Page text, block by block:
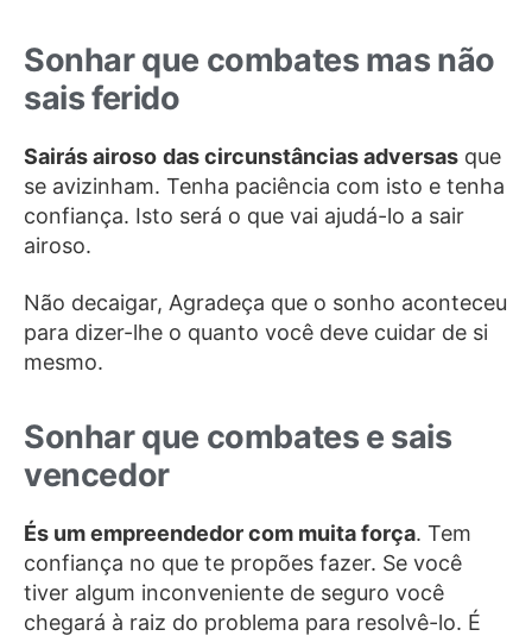
Sonhar que combates mas não
sais ferido
Sairás airoso das circunstâncias adversas que
se avizinham. Tenha paciência com isto e tenha
confiança. Isto será o que vai ajudá-lo a sair
airoso.
Não decaigar, Agradeça que o sonho aconteceu
para dizer-lhe o quanto você deve cuidar de si
mesmo.
Sonhar que combates e sais
vencedor
És um empreendedor com muita força. Tem
confiança no que te propões fazer. Se você
tiver algum inconveniente de seguro você
chegará à raiz do problema para resolvê-lo. É